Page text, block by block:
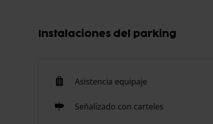
Instalaciones del parking
Asistencia equipaje
Señalizado con carteles